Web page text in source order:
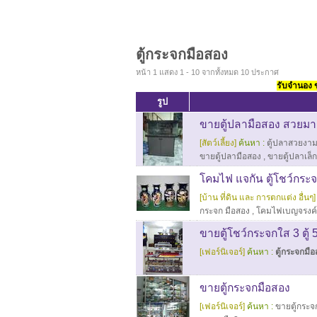
ตู้กระจกมือสอง
หน้า 1 แสดง 1 - 10 จากทั้งหมด 10 ประกาศ
รับจำนอง
รูป
ขายตู้ปลามือสอง สวยม
[สัตว์เลี้ยง] ค้นหา : ตู้ปลาสวยงา
ขายตู้ปลามือสอง , ขายตู้ปลาเล็ก
โคมไฟ แจกัน ตู้โชว์กระ
[บ้าน ที่ดิน และ การตกแต่ง อื่นๆ]
กระจก มือสอง , โคมไฟเบญจรงค์
ขายตู้โชว์กระจกใส 3 ตู้
[เฟอร์นิเจอร์] ค้นหา : ตู้กระจกมือ
ขายตู้กระจกมือสอง
[เฟอร์นิเจอร์] ค้นหา : ขายตู้กระจ